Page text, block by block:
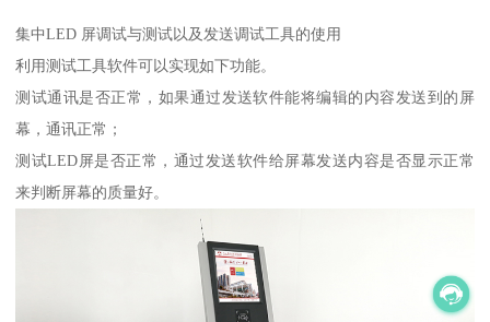
集中LED 屏调试与测试以及发送调试工具的使用
利用测试工具软件可以实现如下功能。
测试通讯是否正常，如果通过发送软件能将编辑的内容发送到的屏
幕，通讯正常；
测试LED屏是否正常，通过发送软件给屏幕发送内容是否显示正常
来判断屏幕的质量好。